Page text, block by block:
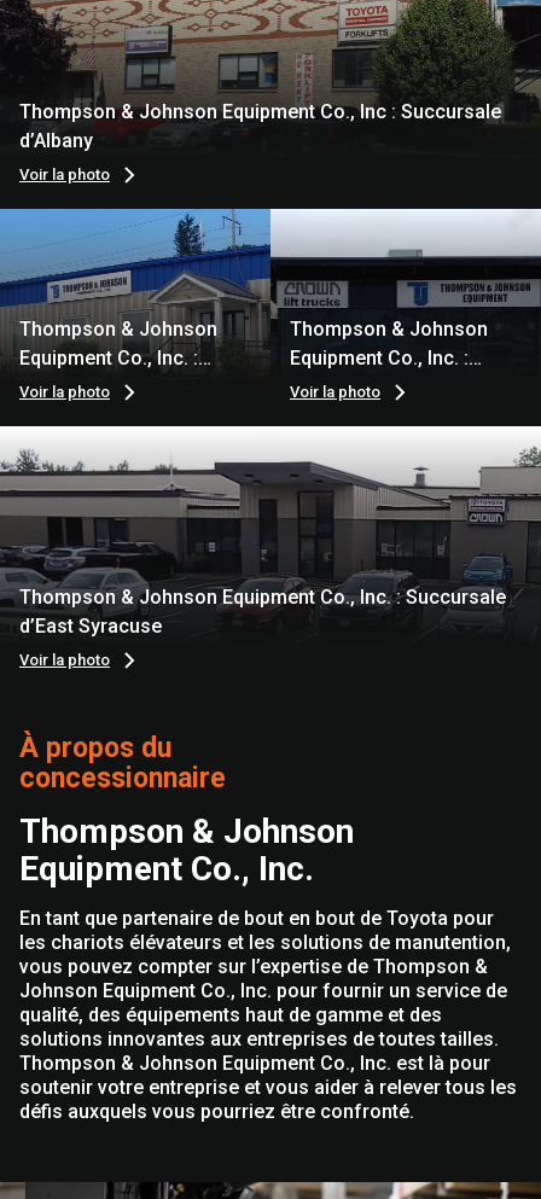
Thompson & Johnson Equipment Co., Inc : Succursale
d’Albany
Voir la photo
Thompson & Johnson
Equipment Co., Inc. :
Succursale de
Voir la photo
Thompson & Johnson
Equipment Co., Inc. :
Succursale d’Elmira
Voir la photo
Thompson & Johnson Equipment Co., Inc. : Succursale
d’East Syracuse
Voir la photo
À propos du
concessionnaire
Thompson & Johnson
Equipment Co., Inc.
En tant que partenaire de bout en bout de Toyota pour
les chariots élévateurs et les solutions de manutention,
vous pouvez compter sur l’expertise de Thompson &
Johnson Equipment Co., Inc. pour fournir un service de
qualité, des équipements haut de gamme et des
solutions innovantes aux entreprises de toutes tailles.
Thompson & Johnson Equipment Co., Inc. est là pour
soutenir votre entreprise et vous aider à relever tous les
défis auxquels vous pourriez être confronté.